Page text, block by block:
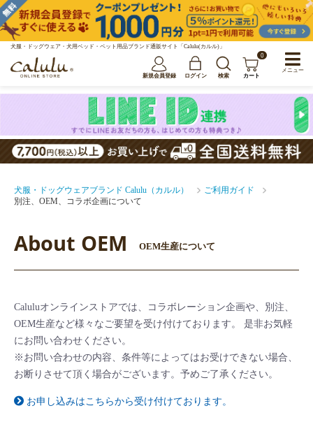
犬服・ドッグウェア・犬用ベッド・ペット用品ブランド通販サイト「Calulu(カルル)」
新規会員登録 ログイン 検索
0
カート
犬服・ドッグウェアブランド Calulu（カルル）
ご利用ガイド
別注、OEM、コラボ企画について
About OEM OEM生産について
Caluluオンラインストアでは、コラボレーション企画や、別注、
OEM生産など様々なご要望を受け付けております。 是非お気軽
にお問い合わせください。
※お問い合わせの内容、条件等によってはお受けできない場合、
お断りさせて頂く場合がございます。予めご了承ください。
お申し込みはこちらから受け付けております。
メニュー